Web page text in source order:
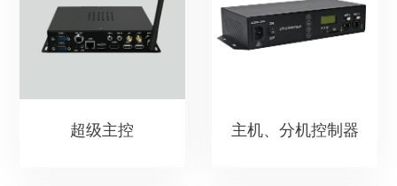
超级主控 主机、分机控制器